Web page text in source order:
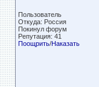
Пользователь
Откуда: Россия
Покинул форум
Репутация: 41
Поощрить/Наказать